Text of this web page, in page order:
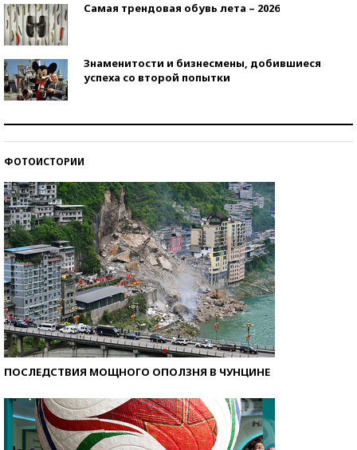
Самая трендовая обувь лета – 2026
Знаменитости и бизнесмены, добившиеся
успеха со второй попытки
ФОТОИСТОРИИ
ПОСЛЕДСТВИЯ МОЩНОГО ОПОЛЗНЯ В ЧУНЦИНЕ